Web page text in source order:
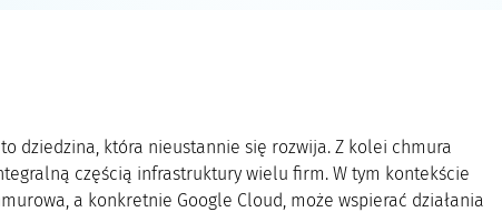
dziedzina, która nieustannie się rozwija. Z kolei chmura
częścią infrastruktury wielu firm. W tym kontekście
a konkretnie Google Cloud, może wspierać działania